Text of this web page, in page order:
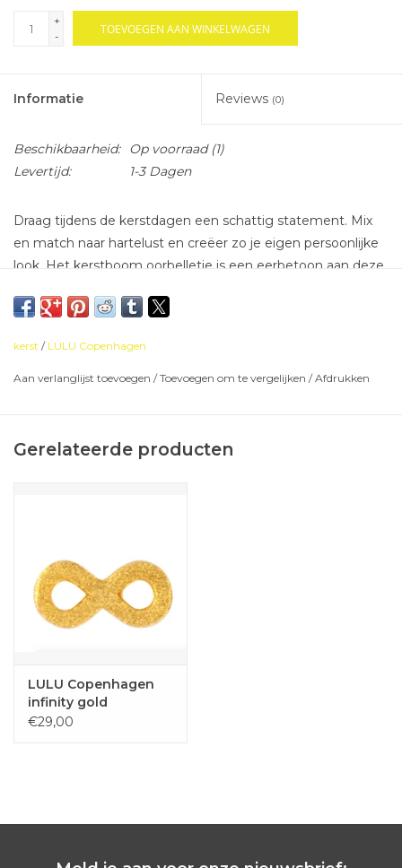
+
-
TOEVOEGEN AAN WINKELWAGEN
Informatie Reviews (0)
Beschikbaarheid: Op voorraad(1)
Levertijd:
1-3 Dagen
Draag tijdens de kerstdagen een schattig statement. Mix
en match naar hartelust en creëer zo je eigen persoonlijke
look. Het kerstboom oorbelletje is een eerbetoon aan deze
is elegant en eigenzinnig door het gepolijste hoogglans
voor de gastvrouw!
emaille
De oorbel wordt verpakt in een mooi klein kenmerkend
geschenkdoosje.
kerst / LULU Copenhagen
Aan verlanglijst toevoegen /Toevoegen om te vergelijken /Afdrukken
Gerelateerde producten
LULU Copenhagen
infinity gold
€29,00